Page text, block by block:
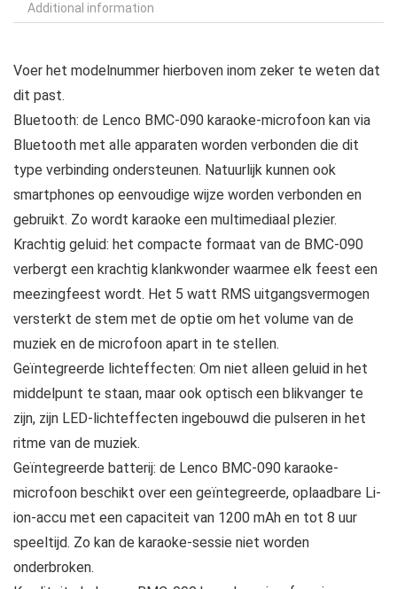
Additional information
Voer het modelnummer hierboven inom zeker te weten dat
dit past.
Bluetooth: de Lenco BMC-090 karaoke-microfoon kan via
Bluetooth met alle apparaten worden verbonden die dit
type verbinding ondersteunen. Natuurlijk kunnen ook
smartphones op eenvoudige wijze worden verbonden en
gebruikt. Zo wordt karaoke een multimediaal plezier.
Krachtig geluid: het compacte formaat van de BMC-090
verbergt een krachtig klankwonder waarmee elk feest een
meezingfeest wordt. Het 5 watt RMS uitgangsvermogen
versterkt de stem met de optie om het volume van de
muziek en de microfoon apart in te stellen.
Geïntegreerde lichteffecten: Om niet alleen geluid in het
middelpunt te staan, maar ook optisch een blikvanger te
zijn, zijn LED-lichteffecten ingebouwd die pulseren in het
ritme van de muziek.
Geïntegreerde batterij: de Lenco BMC-090 karaoke-
microfoon beschikt over een geïntegreerde, oplaadbare Li-
ion-accu met een capaciteit van 1200 mAh en tot 8 uur
speeltijd. Zo kan de karaoke-sessie niet worden
onderbroken.